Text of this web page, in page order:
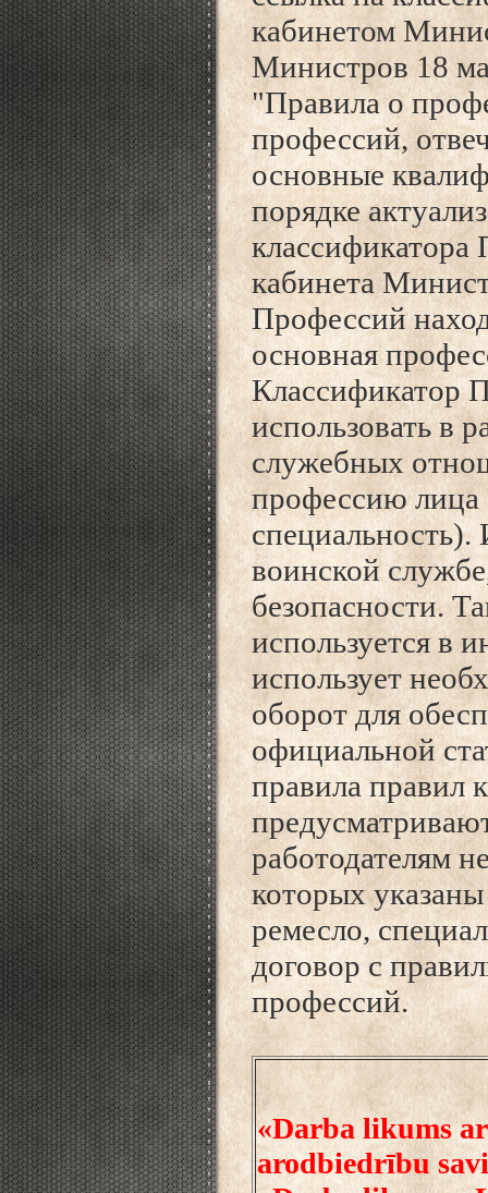
кабинетом
Министров 18
"Правила о
профессий,
основные
порядке
кабинета
Профессий
основная
Классификатор
использовать в
служебных
профессию лица
воинской
безопасности.
используется в
использует
оборотдля
официальной
правила правил
работодателям
которых
ремесло,
договор с
профессий.
«Darba likums
arodbiedrību